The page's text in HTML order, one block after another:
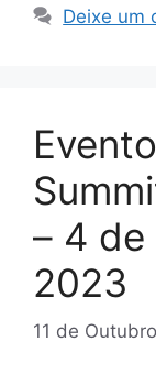
Deixe um
– 4 de
2023
11 de